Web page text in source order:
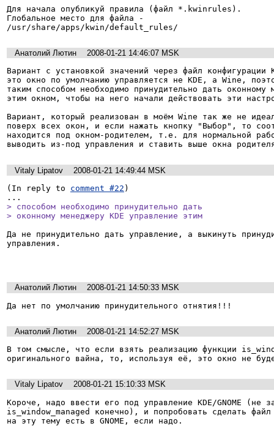
Для начала опубликуй правила (файл *.kwinrules).
Глобальное место для файла -
Анатолий Лютин
2008-01-21 14:46:07 MSK
Вариант с установкой значений через файл
это окно по умолчанию управляется не KDE, а Wine,
таким способом необходимо принудительно дать оконному
этим окном, чтобы на него начали действовать эти
Вариант, который реализован в моём Wine так же не
поверх всех окон, и если нажать кнопку "Выбор", то
находится под окном-родителем, т.е. для нормальной
выводить из-под управления и ставить выше окна
Vitaly Lipatov
2008-01-21 14:49:44 MSK
(In reply to comment #22 )
> способом необходимо принудительно дать
> оконному менеджеру KDE управление этим
Да не принудительно дать управление, а выкинуть
управления.
Анатолий Лютин
2008-01-21 14:50:33 MSK
Да нет по умолчанию принудительного отнятия!!!
Анатолий Лютин
2008-01-21 14:52:27 MSK
В том смысле, что если взять реализацию функции
оригинального вайна, то, используя её, это окно не
Vitaly Lipatov
2008-01-21 15:10:33 MSK
Короче, надо ввести его под управление KDE/GNOME (не
is_window_managed конечно), и попробовать сделать
на эту тему есть в GNOME, если надо.